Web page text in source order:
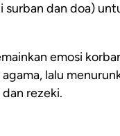
surban dan doa)
emosi
lalu
rezeki.